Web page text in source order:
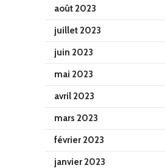
août 2023
juillet 2023
juin 2023
mai 2023
avril 2023
mars 2023
février 2023
janvier 2023